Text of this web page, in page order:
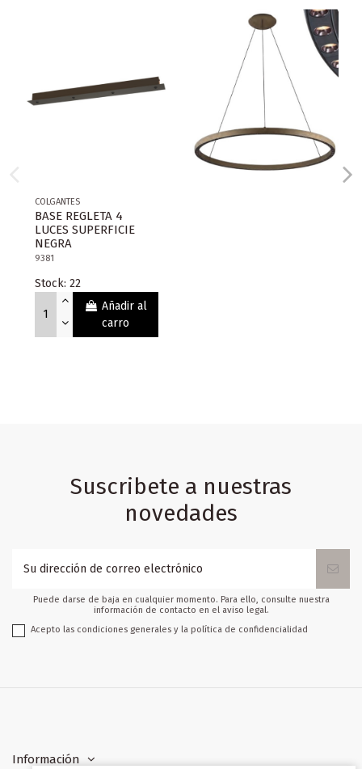
COLGANTES
BASE REGLETA 4
LUCES SUPERFICIE
NEGRA
9381
Stock: 22
Añadir al
carro
Suscribete a nuestras
novedades
Puede darse de baja en cualquier momento. Para ello, consulte nuestra
información de contacto en el aviso legal.
Acepto las condiciones generales y la política de confidencialidad
Información